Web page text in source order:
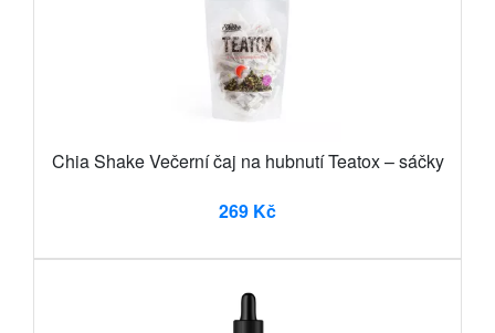
Chia Shake Večerní čaj na hubnutí Teatox – sáčky
269 Kč